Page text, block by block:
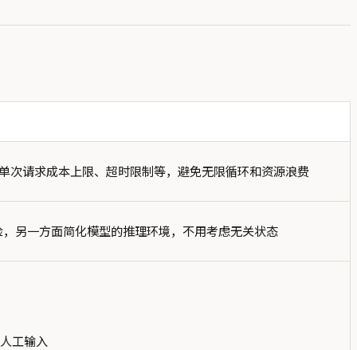
请求成本上限、超时限制等，避免无限循环和资源浪费
另一方面简化模型的推理环境，不用考虑无关状态
工输入